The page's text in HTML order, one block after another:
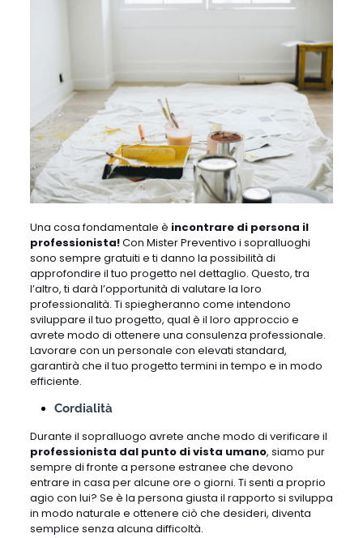
Una cosa fondamentale è incontrare di persona il
professionista!Con Mister Preventivo i sopralluoghi
sono sempre gratuiti e ti danno la possibilità di
approfondire il tuo progetto nel dettaglio. Questo, tra
l’altro, ti darà l’opportunità di valutare la loro
professionalità. Ti spiegheranno come intendono
sviluppare il tuo progetto, qual è il loro approccio e
avrete modo di ottenere una consulenza professionale.
Lavorare con un personale con elevati standard,
garantirà che il tuo progetto termini in tempo e in modo
efficiente.
Cordialità
Durante il sopralluogo avrete anche modo di verificare il
professionista dal punto di vista umano, siamo pur
sempre di fronte a persone estranee che devono
entrare in casa per alcune ore o giorni. Ti senti a proprio
agio con lui? Se è la persona giusta il rapporto si sviluppa
in modo naturale e ottenere ciò che desideri, diventa
semplice senza alcuna difficoltà.